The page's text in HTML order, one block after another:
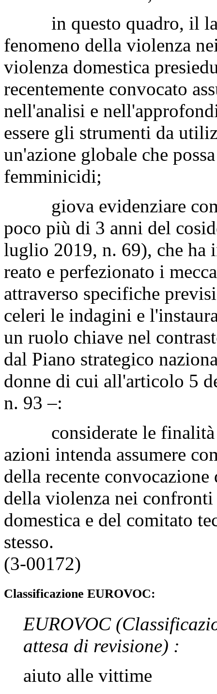
in questo quadro, il
fenomeno della violenza
violenza domestica
recentemente convocato
nell'analisi e
essere gli strumenti da
un'azione globale che
femminicidi;
giova evidenziare
poco più di 3 anni del
luglio 2019, n. 69), che ha
reato e perfezionato i
attraverso specifiche
celeri le indagini e
un ruolo chiave nel
dal Piano strategico
donne di cui all'articolo 5
n. 93 –:
considerate le finalità
azioni intenda assumere
della recente
della violenza nei
domestica e del comitato
stesso.
(3-00172)
Classificazione EUROVOC:
EUROVOC
attesa di revisione) :
aiuto alle vittime